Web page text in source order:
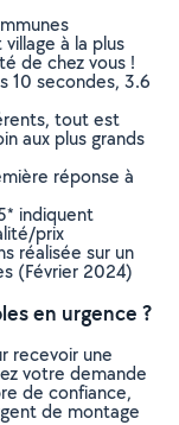
à la plus
de chez vous !
10 secondes, 3.6
tout est
aux plus grands
réponse à
indiquent
prix
réalisée sur un
(Février 2024)
en urgence ?
recevoir une
votre demande
de confiance,
de montage